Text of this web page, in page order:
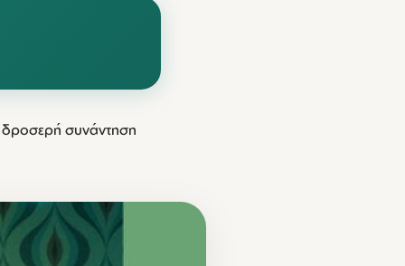
συνάντηση